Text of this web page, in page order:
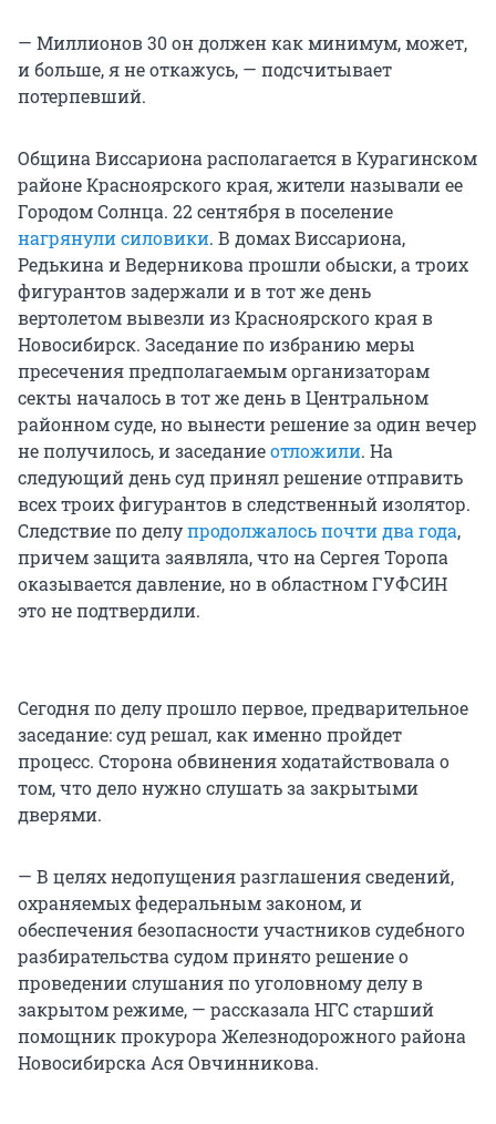
— Миллионов 30 он должен как минимум, может,
и больше, я не откажусь, — подсчитывает
потерпевший.
Община Виссариона располагается в Курагинском
районе Красноярского края, жители называли ее
Городом Солнца. 22 сентября в поселение
нагрянули силовики. В домах Виссариона,
Редькина и Ведерникова прошли обыски, а троих
фигурантов задержали и в тот же день
вертолетом вывезли из Красноярского края в
Новосибирск. Заседание по избранию меры
пресечения предполагаемым организаторам
секты началось в тот же день в Центральном
районном суде, но вынести решение за один вечер
не получилось, и заседаниеотложили. На
следующий день суд принял решение отправить
всех троих фигурантов в следственный изолятор.
Следствие по делупродолжалось почти два года,
причем защита заявляла, что на Сергея Торопа
оказывается давление, но в областном ГУФСИН
это не подтвердили.
Сегодня по делу прошло первое, предварительное
заседание: суд решал, как именно пройдет
процесс. Сторона обвинения ходатайствовала о
том, что дело нужно слушать за закрытыми
дверями.
— В целях недопущения разглашения сведений,
охраняемых федеральным законом, и
обеспечения безопасности участников судебного
разбирательства судом принято решение о
проведении слушания по уголовному делу в
закрытом режиме, — рассказала НГС старший
помощник прокурора Железнодорожного района
Новосибирска Ася Овчинникова.